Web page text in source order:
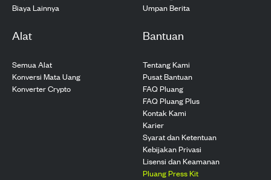
Biaya Lainnya
Umpan Berita
Alat
Semua Alat
Konversi Mata Uang
Konverter Crypto
Bantuan
Tentang Kami
Pusat Bantuan
FAQ Pluang
FAQ Pluang Plus
Kontak Kami
Karier
Syarat dan Ketentuan
Kebijakan Privasi
Lisensi dan Keamanan
Pluang Press Kit